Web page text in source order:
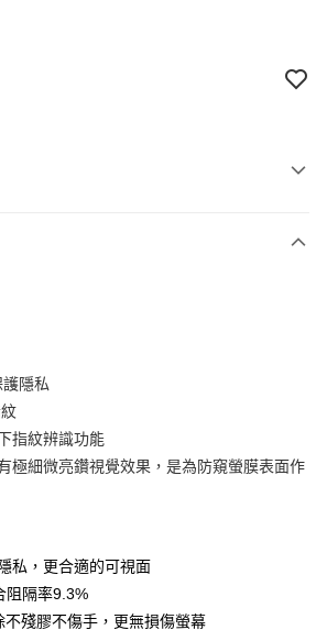
含以上)免運費
隱私
指紋辨識功能
極細微亮鑽視覺效果，是為防窺螢膜表面作
私，更合適的可視面
阻隔率9.3%
殘膠不傷手，更無損傷螢幕